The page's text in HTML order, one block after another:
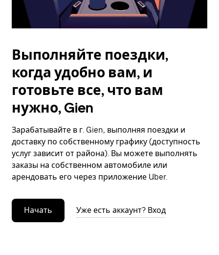
Выполняйте поездки,
когда удобно вам, и
готовьте все, что вам
нужно, Gien
Зарабатывайте в г. Gien, выполняя поездки и
доставку по собственному графику (доступность
услуг зависит от района). Вы можете выполнять
заказы на собственном автомобиле или
арендовать его через приложение Uber.
Начать Уже есть аккаунт? Вход